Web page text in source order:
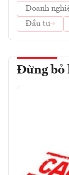
Doanh
Đầu tư
Đừng bỏ